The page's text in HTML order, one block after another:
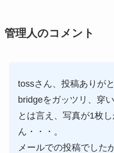
管理人のコメント
tossさん、投稿ありが
bridgeをガッツリ、穿
とは言え、写真が1枚
ん・・・。
メールでの投稿でした